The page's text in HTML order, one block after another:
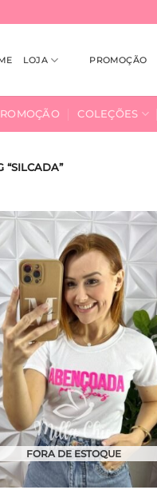
LOJA PROMOÇÃO
COLEÇÕES
“SILCADA”
FORA DE ESTOQUE